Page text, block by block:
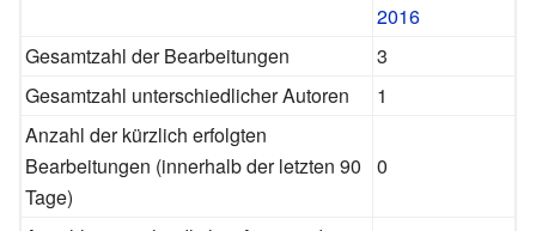
2016
Gesamtzahl der Bearbeitungen
3
Gesamtzahl unterschiedlicher Autoren
1
Anzahl der kürzlich erfolgten
Bearbeitungen (innerhalb der letzten 90
Tage)
0